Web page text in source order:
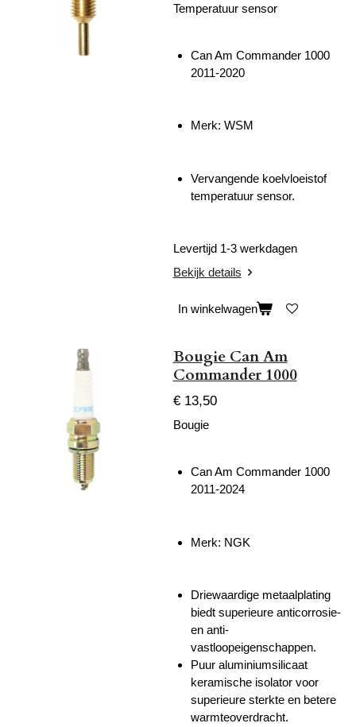
Temperatuur sensor
Can Am Commander 1000
2011-2020
Merk: WSM
Vervangende koelvloeistof
temperatuur sensor.
Levertijd 1-3 werkdagen
Bekijk details
In winkelwagen
Bougie Can Am
Commander 1000
€ 13,50
Bougie
Can Am Commander 1000
2011-2024
Merk: NGK
Driewaardige metaalplating
biedt superieure anticorrosie-
en anti-
vastloopeigenschappen.
Puur aluminiumsilicaat
keramische isolator voor
superieure sterkte en betere
warmteoverdracht.